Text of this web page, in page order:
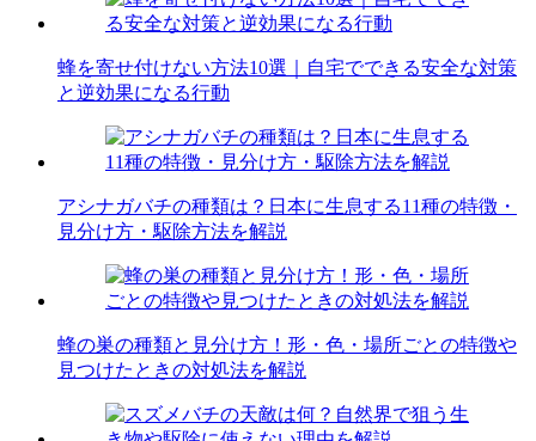
蜂を寄せ付けない方法10選｜自宅でできる安全な対策
と逆効果になる行動
アシナガバチの種類は？日本に生息する11種の特徴・
見分け方・駆除方法を解説
蜂の巣の種類と見分け方！形・色・場所ごとの特徴や
見つけたときの対処法を解説